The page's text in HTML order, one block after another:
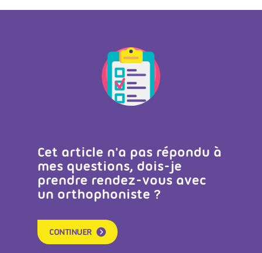
Cet article n'a pas répondu à
mes questions, dois-je
prendre rendez-vous avec
un orthophoniste ?
CONTINUER